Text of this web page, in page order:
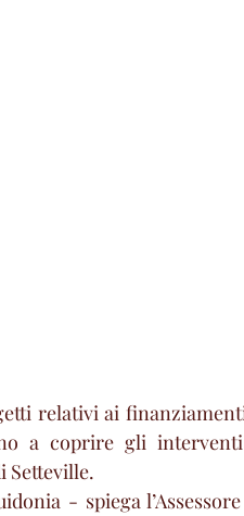
relativi ai
a coprire gli
Setteville.
- spiega